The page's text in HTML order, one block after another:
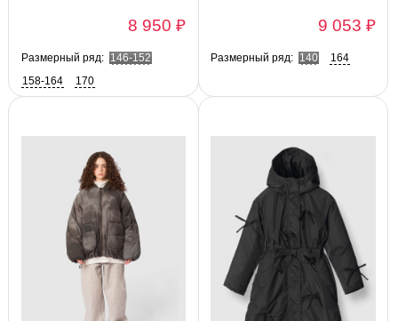
8 950 ₽
Размерный ряд:
146-152
158-164
170
9 053 ₽
Размерный ряд: 140 164